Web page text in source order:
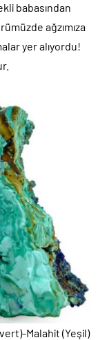
babasından
ağzımıza
yer alıyordu!
Malahit (Yeşil)